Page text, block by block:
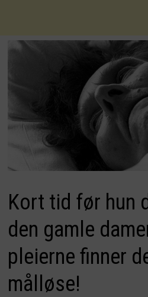
Kort tid før hun
den gamle
pleierne finner
målløse!